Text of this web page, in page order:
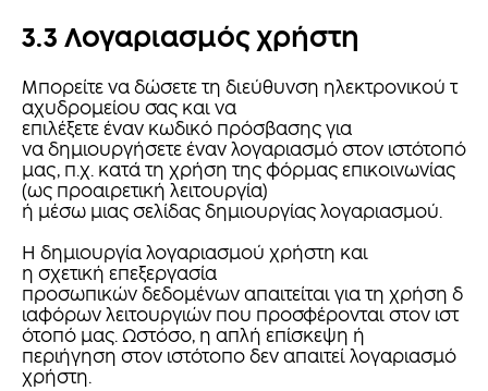
3.3 Λογαριασμός χρήστη
Μπορείτε να δώσετε τη διεύθυνση ηλεκτρονικού τ
αχυδρομείου σας και να
επιλέξετε έναν κωδικό πρόσβασης για
να δημιουργήσετε έναν λογαριασμό στον ιστότοπό
μας, π.χ. κατά τη χρήση της φόρμας επικοινωνίας
(ως προαιρετική λειτουργία)
ή μέσω μιας σελίδας δημιουργίας λογαριασμού.
Η δημιουργία λογαριασμού χρήστη και
η σχετική επεξεργασία
προσωπικών δεδομένων απαιτείται για τη χρήση δ
ιαφόρων λειτουργιών που προσφέρονται στον ιστ
ότοπό μας. Ωστόσο, η απλή επίσκεψη ή
περιήγηση στον ιστότοπο δεν απαιτεί λογαριασμό
χρήστη.